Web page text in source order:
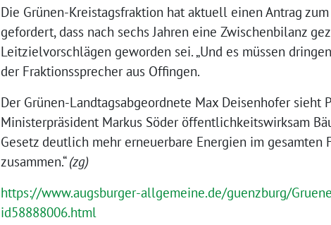
Die Grünen-Kreistagsfraktion hat aktuell einen Antrag
gefordert, dass nach sechs Jahren eine Zwischenbilanz
Leitzielvorschlägen geworden sei. „Und es müssen
der Fraktionssprecher aus Offingen.
Der Grünen-Landtagsabgeordnete Max Deisenhofer sieht
Ministerpräsident Markus Söder öffentlichkeitswirksam
Gesetz deutlich mehr erneuerbare Energien im gesamten
zusammen.“(zg)
https://www.augsburger-allgemeine.de/guenzburg/
id58888006.html